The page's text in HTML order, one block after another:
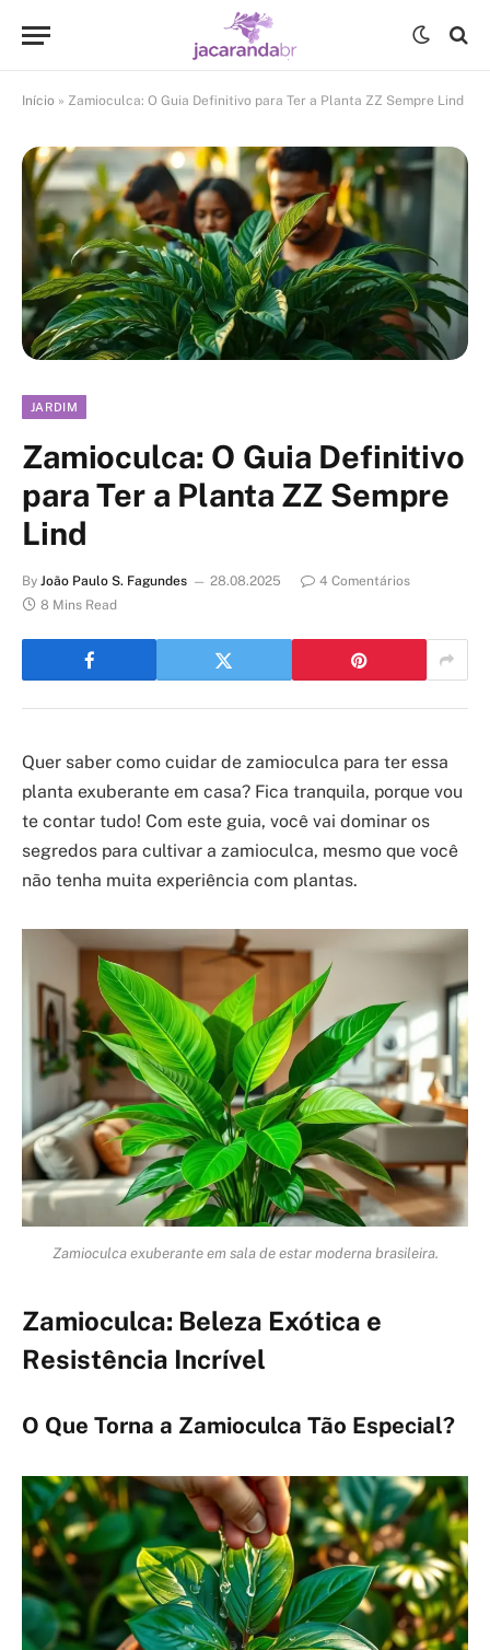
Início » Zamioculca: O Guia Definitivo para Ter a Planta ZZ Sempre Lind
JARDIM
Zamioculca: O Guia Definitivo
para Ter a Planta ZZ Sempre
Lind
By João Paulo S. Fagundes 28.08.2025
4 Comentários
8 Mins Read
Quer saber como cuidar de zamioculca para ter essa
planta exuberante em casa? Fica tranquila, porque vou
te contar tudo! Com este guia, você vai dominar os
segredos para cultivar a zamioculca, mesmo que você
não tenha muita experiência com plantas.
Zamioculca exuberante em sala de estar moderna brasileira.
Zamioculca: Beleza Exótica e
Resistência Incrível
O Que Torna a Zamioculca Tão Especial?